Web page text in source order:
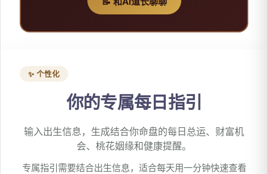
✨ 个性化
你的专属每日指引
输入出生信息，生成结合你命盘的每日总运、财富机
会、桃花姻缘和健康提醒。
专属指引需要结合出生信息，适合每天用一分钟快速查看